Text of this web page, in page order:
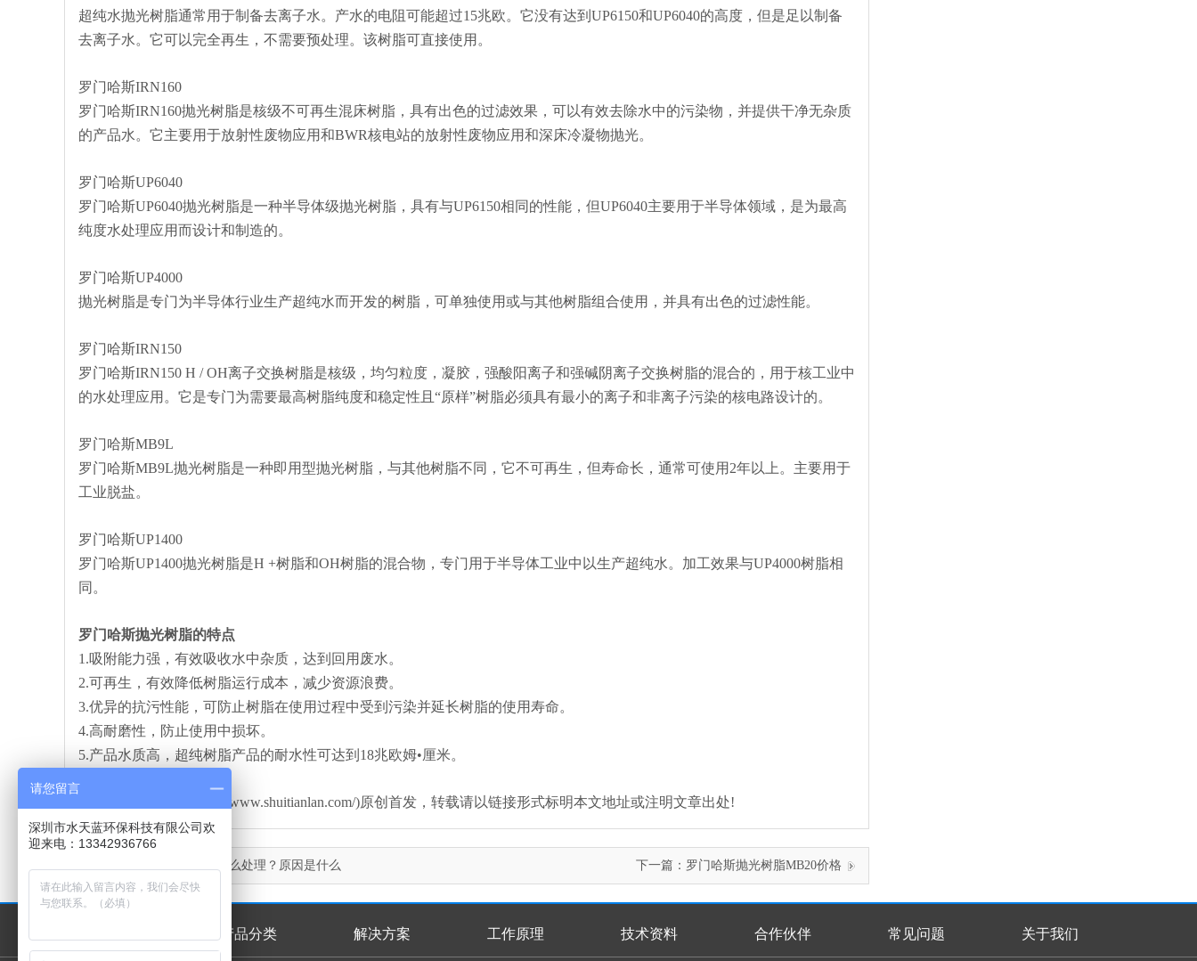
超纯水抛光树脂通常用于制备去离子水。产水的电阻可能超过15兆欧。它没有达到UP6150和UP6040的高度，但是足以制备
去离子水。它可以完全再生，不需要预处理。该树脂可直接使用。
罗门哈斯IRN160
罗门哈斯IRN160抛光树脂是核级不可再生混床树脂，具有出色的过滤效果，可以有效去除水中的污染物，并提供干净无杂质
的产品水。它主要用于放射性废物应用和BWR核电站的放射性废物应用和深床冷凝物抛光。
罗门哈斯UP6040
罗门哈斯UP6040抛光树脂是一种半导体级抛光树脂，具有与UP6150相同的性能，但UP6040主要用于半导体领域，是为最高
纯度水处理应用而设计和制造的。
罗门哈斯UP4000
抛光树脂是专门为半导体行业生产超纯水而开发的树脂，可单独使用或与其他树脂组合使用，并具有出色的过滤性能。
罗门哈斯IRN150
罗门哈斯IRN150 H / OH离子交换树脂是核级，均匀粒度，凝胶，强酸阳离子和强碱阴离子交换树脂的混合的，用于核工业中
的水处理应用。它是专门为需要最高树脂纯度和稳定性且“原样”树脂必须具有最小的离子和非离子污染的核电路设计的。
罗门哈斯MB9L
罗门哈斯MB9L抛光树脂是一种即用型抛光树脂，与其他树脂不同，它不可再生，但寿命长，通常可使用2年以上。主要用于
工业脱盐。
罗门哈斯UP1400
罗门哈斯UP1400抛光树脂是H +树脂和OH树脂的混合物，专门用于半导体工业中以生产超纯水。加工效果与UP4000树脂相
同。
罗门哈斯抛光树脂的特点
1.吸附能力强，有效吸收水中杂质，达到回用废水。
2.可再生，有效降低树脂运行成本，减少资源浪费。
3.优异的抗污性能，可防止树脂在使用过程中受到污染并延长树脂的使用寿命。
4.高耐磨性，防止使用中损坏。
5.产品水质高，超纯树脂产品的耐水性可达到18兆欧姆•厘米。
本文由水天蓝环保(http://www.shuitianlan.com/)原创首发，转载请以链接形式标明本文地址或注明文章出处!
抛光树脂分层怎么处理？原因是什么 下一篇： 罗门哈斯抛光树脂MB20价格
产品分类 解决方案 工作原理 技术资料 合作伙伴 常见问题 关于我们
请您留言
深圳市水天蓝环保科技有限公司欢
迎来电：13342936766